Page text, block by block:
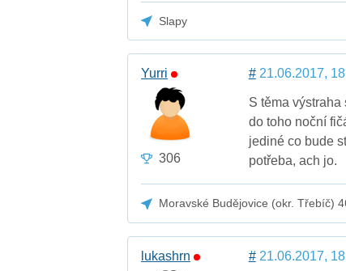
Slapy
Yurri
306
#21.06.2017,
S těma výstraha
do toho noční
jediné co bude
potřeba, ach jo.
Moravské Budějovice (okr. Třebíč)
lukashrn #21.06.2017,